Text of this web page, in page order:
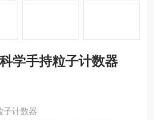
学手持粒子计数器
子计数器